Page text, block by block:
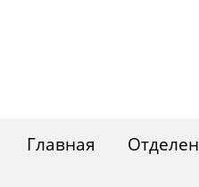
Главная